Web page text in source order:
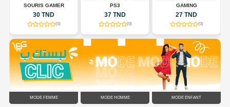
SOURIS GAMER
30 TND
(0)
PS3
37 TND
(0)
GAMING
27 TND
(0)
MODE FEMME MODE HOMME MODE ENFANT